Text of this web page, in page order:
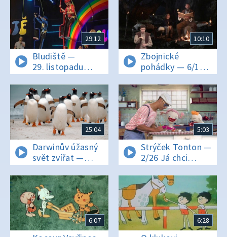
29:12
Bludiště —
29. listopadu
2021
10:10
Zbojnické
pohádky — 6/10
Loupežnický dub
25:04
Darwinův úžasný
svět zvířat —
10/12 Šílené
tempo
5:03
Strýček Tonton —
2/26 Já chci
kečup
6:07 6:28